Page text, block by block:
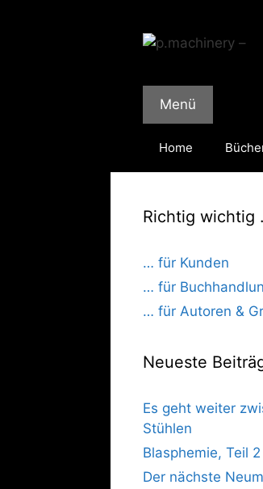
Menü
Home
Richtig wichtig
… für Kunden
… für
… für Autoren &
Neueste
Es geht weiter
Stühlen
Blasphemie, Teil 2
Der nächste